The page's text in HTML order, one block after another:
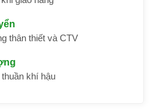
thân thiết và CTV
khí hậu